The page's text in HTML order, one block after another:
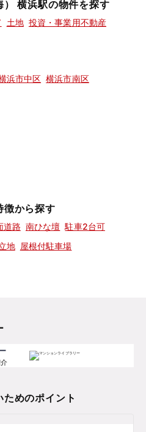
横浜駅の物件を探す
土地 投資・事業用不動産
浜市中区 横浜市南区
徴から探す
道路 南ひな壇 駐車2台可
地 屋根付駐車場
めのポイント